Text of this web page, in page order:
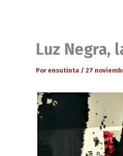
Luz Negra,
Por ensutinta / 27